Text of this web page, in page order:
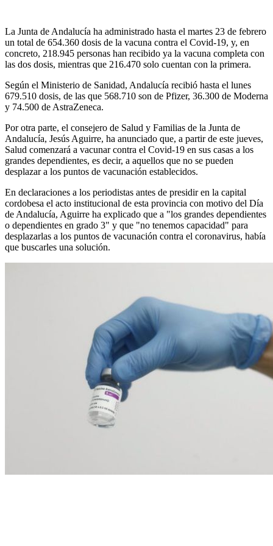
La Junta de Andalucía ha administrado hasta el martes 23 de febrero
un total de 654.360 dosis de la vacuna contra el Covid-19, y, en
concreto, 218.945 personas han recibido ya la vacuna completa con
las dos dosis, mientras que 216.470 solo cuentan con la primera.
Según el Ministerio de Sanidad, Andalucía recibió hasta el lunes
679.510 dosis, de las que 568.710 son de Pfizer, 36.300 de Moderna
y 74.500 de AstraZeneca.
Por otra parte, el consejero de Salud y Familias de la Junta de
Andalucía, Jesús Aguirre, ha anunciado que, a partir de este jueves,
Salud comenzará a vacunar contra el Covid-19 en sus casas a los
grandes dependientes, es decir, a aquellos que no se pueden
desplazar a los puntos de vacunación establecidos.
En declaraciones a los periodistas antes de presidir en la capital
cordobesa el acto institucional de esta provincia con motivo del Día
de Andalucía, Aguirre ha explicado que a "los grandes dependientes
o dependientes en grado 3" y que "no tenemos capacidad" para
desplazarlas a los puntos de vacunación contra el coronavirus, había
que buscarles una solución.